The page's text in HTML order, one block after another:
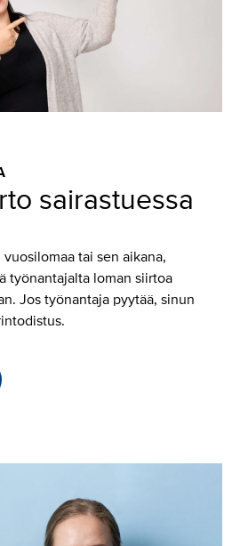
sairastuessa
tai sen aikana,
työnantajalta loman siirtoa
Jos työnantaja pyytää, sinun